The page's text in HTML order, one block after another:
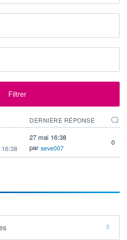
+ PORTEFEUILLE + LISTE
Filtrer
DERNIÈRE RÉPONSE
27 mai 16:38
par seve007
0